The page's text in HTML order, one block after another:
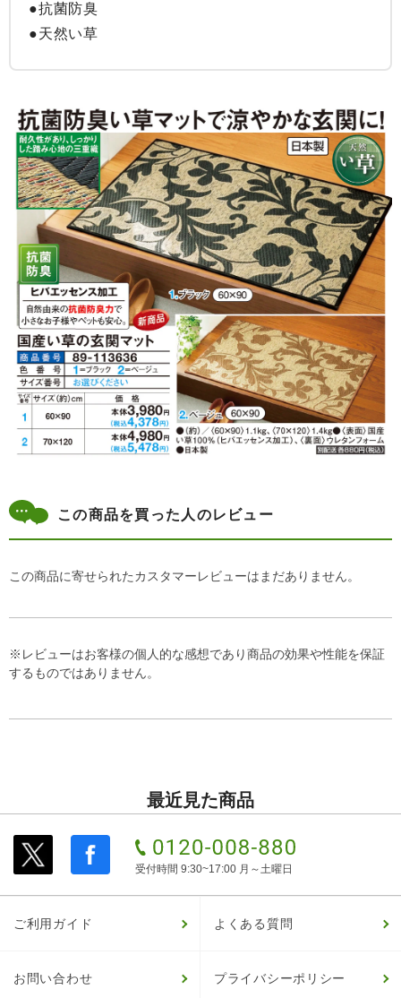
●抗菌防臭
●天然い草
この商品を買った人のレビュー
この商品に寄せられたカスタマーレビューはまだありません。
※レビューはお客様の個人的な感想であり商品の効果や性能を保証
するものではありません。
最近見た商品
受付時間 9:30~17:00 月～土曜日
ご利用ガイド よくある質問
お問い合わせ プライバシーポリシー